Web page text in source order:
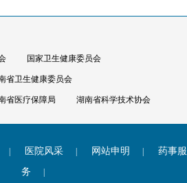
国家卫生健康委员会
省卫生健康委员会
省医疗保障局 湖南省科学技术协会
| 医院风采 | 网站申明 |
药事服
务
|